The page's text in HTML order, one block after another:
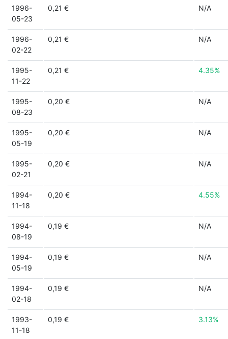
1996-
05-23
0,21 € N/A
1996-
02-22
0,21 € N/A
1995-
11-22
0,21 € 4.35%
1995-
08-23
0,20 € N/A
1995-
05-19
0,20 € N/A
1995-
02-21
0,20 € N/A
1994-
11-18
0,20 € 4.55%
1994-
08-19
0,19 € N/A
1994-
05-19
0,19 € N/A
1994-
02-18
0,19 € N/A
1993-
11-18
0,19 € 3.13%